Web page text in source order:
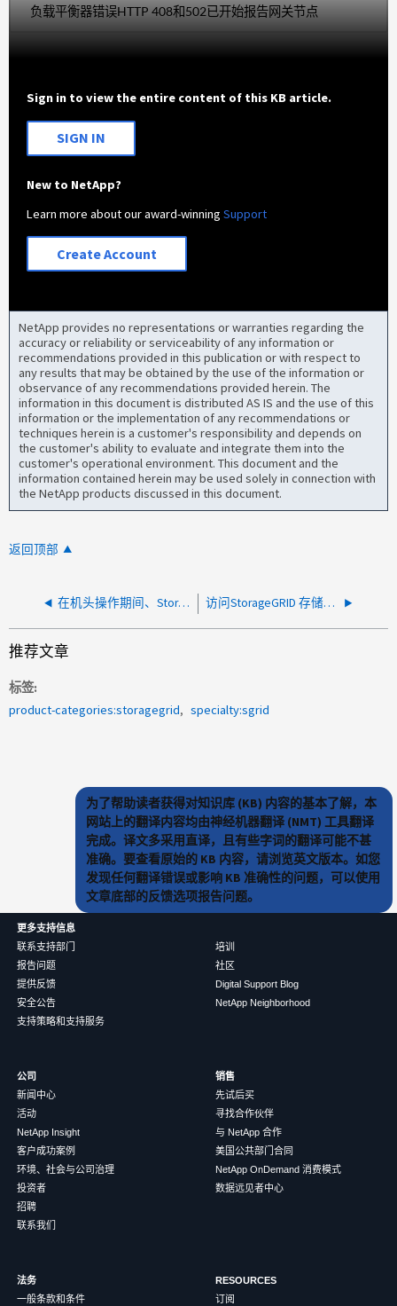
负载平衡器错误HTTP 408和502已开始报告网关节点
Sign in to view the entire content of this KB article.
SIGN IN
New to NetApp?
Learn more about our award-winningSupport
Create Account
NetApp provides no representations or warranties regarding the
accuracy or reliability or serviceability of any information or
recommendations provided in this publication or with respect to
any results that may be obtained by the use of the information or
observance of any recommendations provided herein. The
information in this document is distributed AS IS and the use of this
information or the implementation of any recommendations or
techniques herein is a customer's responsibility and depends on
the customer's ability to evaluate and integrate them into the
customer's operational environment. This document and the
information contained herein may be used solely in connection with
the NetApp products discussed in this document.
返回顶部
在机头操作期间、StorageGRID中找不到404状态 访问StorageGRID 存储分段时记录了AWS命令行界面警告"InsecureRequestWarning"
推荐文章
标签
product-categories:storagegrid
specialty:sgrid
为了帮助读者获得对知识库 (KB) 内容的基本了解，本
网站上的翻译内容均由神经机器翻译 (NMT) 工具翻译
完成。译文多采用直译，且有些字词的翻译可能不甚
准确。要查看原始的 KB 内容，请浏览英文版本。如您
发现任何翻译错误或影响 KB 准确性的问题，可以使用
文章底部的反馈选项报告问题。
更多支持信息
联系支持部门
报告问题
提供反馈
安全公告
支持策略和支持服务
培训
社区
Digital Support Blog
NetApp Neighborhood
公司
新闻中心
活动
NetApp Insight
客户成功案例
环境、社会与公司治理
投资者
招聘
联系我们
销售
先试后买
寻找合作伙伴
与 NetApp 合作
美国公共部门合同
NetApp OnDemand 消费模式
数据远见者中心
法务
一般条款和条件
RESOURCES
订阅